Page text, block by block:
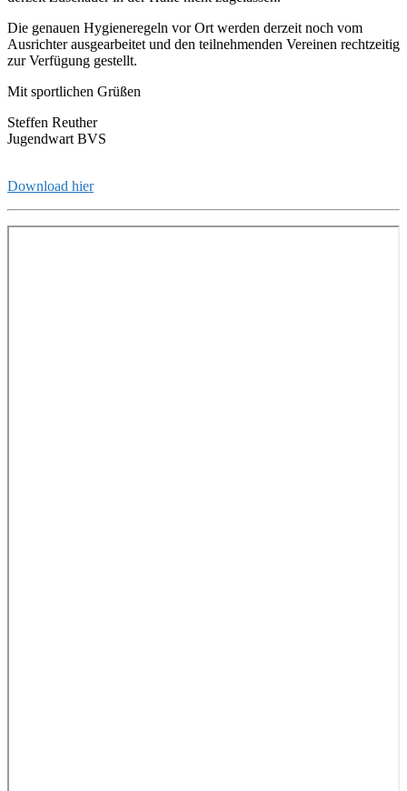
Die genauen Hygieneregeln vor Ort werden derzeit noch vom
Ausrichter ausgearbeitet und den teilnehmenden Vereinen rechtzeitig
zur Verfügung gestellt.
Mit sportlichen Grüßen
Steffen Reuther
Jugendwart BVS
Download hier